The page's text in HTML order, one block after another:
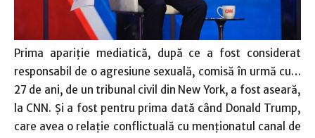
Prima apariţie mediatică, după ce a fost considerat
responsabil de o agresiune sexuală, comisă în urmă cu…
27 de ani, de un tribunal civil din New York, a fost aseară,
la CNN. Şi a fost pentru prima dată când Donald Trump,
care avea o relaţie conflictuală cu menţionatul canal de